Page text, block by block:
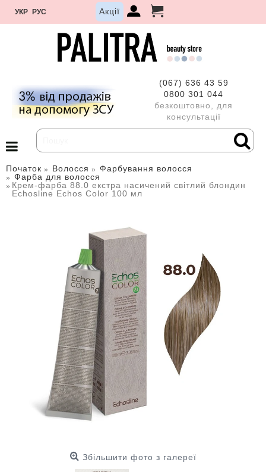
УКР РУС Акції
(067) 636 43 59
0800 301 044
безкоштовно, для
консультації
Початок Волосся
Фарбування волосся
Фарба для волосся
Крем-фарба 88.0 екстра насичений світлий блондин
Echosline Echos Color 100 мл
Збільшити фото з галереї